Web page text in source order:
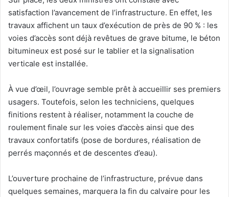
satisfaction l’avancement de l’infrastructure. En effet, les
travaux affichent un taux d’exécution de près de 90 % : les
voies d’accès sont déjà revêtues de grave bitume, le béton
bitumineux est posé sur le tablier et la signalisation
verticale est installée.
À vue d’œil, l’ouvrage semble prêt à accueillir ses premiers
usagers. Toutefois, selon les techniciens, quelques
finitions restent à réaliser, notamment la couche de
roulement finale sur les voies d’accès ainsi que des
travaux confortatifs (pose de bordures, réalisation de
perrés maçonnés et de descentes d’eau).
L’ouverture prochaine de l’infrastructure, prévue dans
quelques semaines, marquera la fin du calvaire pour les